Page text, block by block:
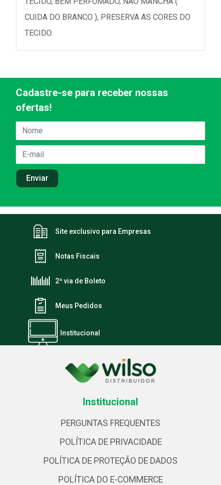
CUIDA DO BRANCO ), PRESERVA AS CORES DO
TECIDO.
Cadastre-se para receber nossas
ofertas!
Site exclusivo para Empresas
Notas Fiscais
2ª via de Boleto
Meus Pedidos
Institucional
Institucional
PERGUNTAS FREQUENTES
POLÍTICA DE PRIVACIDADE
POLÍTICA DE PROTEÇÃO DE DADOS
POLÍTICA DO E-COMMERCE